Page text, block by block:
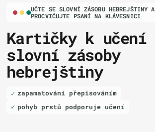
UČTE SE SLOVNÍ ZÁSOBU HEBREJŠTINY A
PROCVIČUJTE PSANÍ NA KLÁVESNICI
Kartičky k učení
slovní zásoby
hebrejštiny
zapamatování přepisováním
pohyb prstů podporuje učení